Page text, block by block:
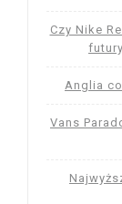
Czy Nike
Anglia
Vans